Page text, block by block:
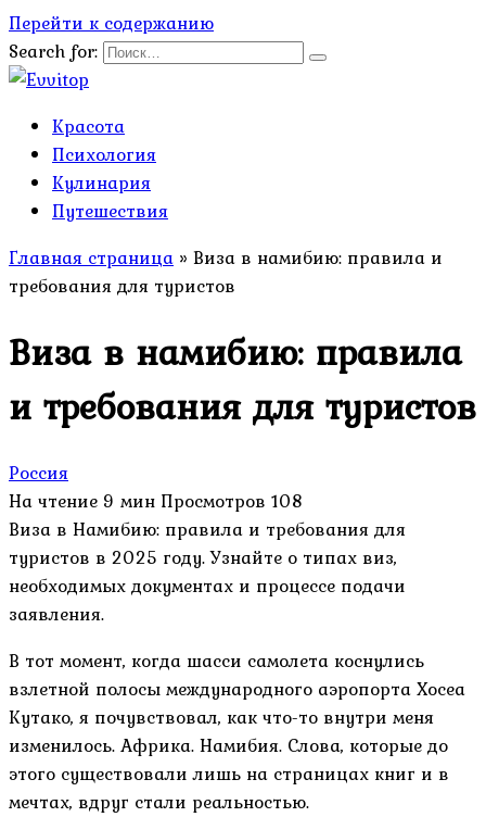
Перейти к содержанию
Search for:
Красота
Психология
Кулинария
Путешествия
Главная страница » Виза в намибию: правила и
требования для туристов
Виза в намибию: правила
и требования для туристов
Россия
На чтение 9 мин Просмотров 108
Виза в Намибию: правила и требования для
туристов в 2025 году. Узнайте о типах виз,
необходимых документах и процессе подачи
заявления.
В тот момент, когда шасси самолета коснулись
взлетной полосы международного аэропорта Хосеа
Кутако, я почувствовал, как что-то внутри меня
изменилось. Африка. Намибия. Слова, которые до
этого существовали лишь на страницах книг и в
мечтах, вдруг стали реальностью.